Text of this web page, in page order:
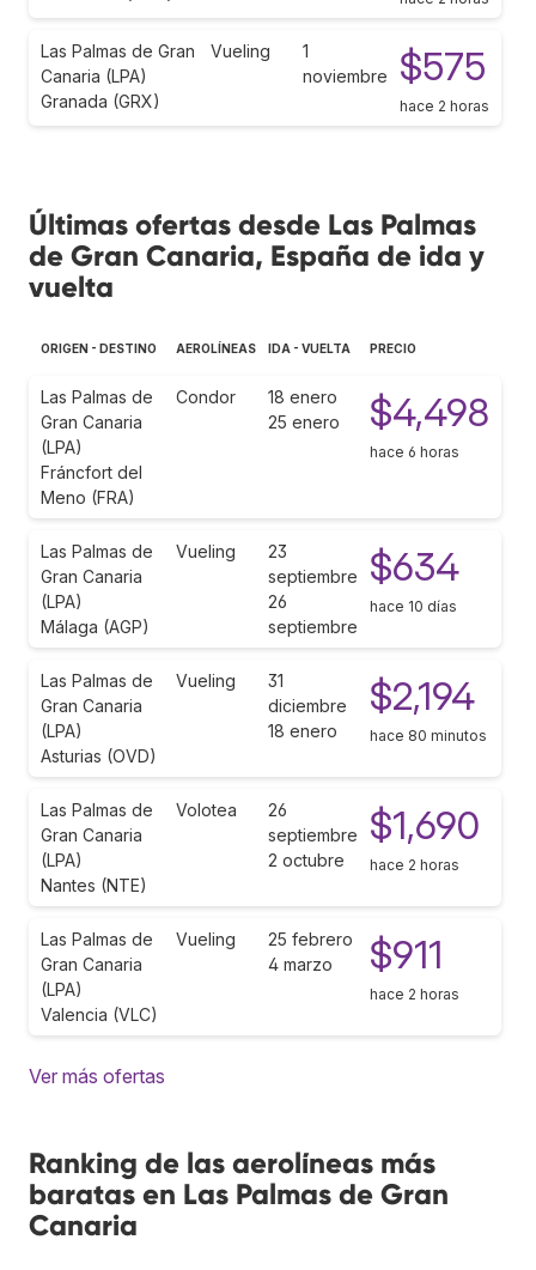
Las Palmas de Gran
Canaria (LPA)
Granada (GRX)
Vueling
1
noviembre
$575
hace 2 horas
Últimas ofertas desde Las Palmas
de Gran Canaria, España de ida y
vuelta
ORIGEN - DESTINO AEROLÍNEAS IDA - VUELTA PRECIO
Las Palmas de
Gran Canaria
(LPA)
Fráncfort del
Meno (FRA)
Condor
18 enero
25 enero
$4,498
hace 6 horas
Las Palmas de
Gran Canaria
(LPA)
Málaga (AGP)
Vueling
23
septiembre
26
septiembre
$634
hace 10 días
Las Palmas de
Gran Canaria
(LPA)
Asturias (OVD)
Vueling
31
diciembre
18 enero
$2,194
hace 80 minutos
Las Palmas de
Gran Canaria
(LPA)
Nantes (NTE)
Volotea
26
septiembre
2 octubre
$1,690
hace 2 horas
Las Palmas de
Gran Canaria
(LPA)
Valencia (VLC)
Vueling
25 febrero
4 marzo
$911
hace 2 horas
Ver más ofertas
Ranking de las aerolíneas más
baratas en Las Palmas de Gran
Canaria